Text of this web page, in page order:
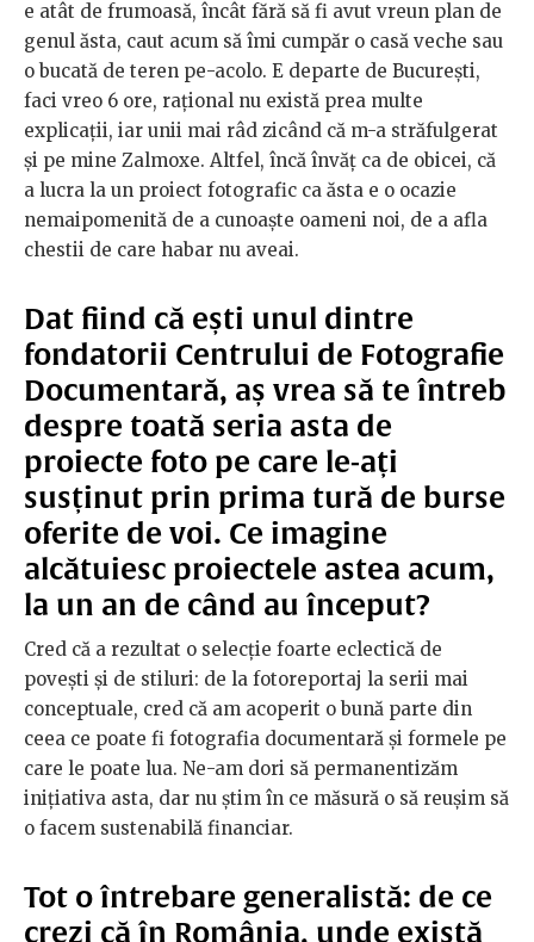
e atât de frumoasă, încât fără să fi avut vreun plan de
genul ăsta, caut acum să îmi cumpăr o casă veche sau
o bucată de teren pe-acolo. E departe de Bucureşti,
faci vreo 6 ore, raţional nu există prea multe
explicaţii, iar unii mai râd zicând că m-a străfulgerat
şi pe mine Zalmoxe. Altfel, încă învăţ ca de obicei, că
a lucra la un proiect fotografic ca ăsta e o ocazie
nemaipomenită de a cunoaşte oameni noi, de a afla
chestii de care habar nu aveai.
Dat fiind că ești unul dintre
fondatorii Centrului de Fotografie
Documentară, aș vrea să te întreb
despre toată seria asta de
proiecte foto pe care le-ați
susținut prin prima tură de burse
oferite de voi. Ce imagine
alcătuiesc proiectele astea acum,
la un an de când au început?
Cred că a rezultat o selecţie foarte eclectică de
poveşti şi de stiluri: de la fotoreportaj la serii mai
conceptuale, cred că am acoperit o bună parte din
ceea ce poate fi fotografia documentară şi formele pe
care le poate lua. Ne-am dori să permanentizăm
iniţiativa asta, dar nu ştim în ce măsură o să reuşim să
o facem sustenabilă financiar.
Tot o întrebare generalistă: de ce
crezi că în România, unde există